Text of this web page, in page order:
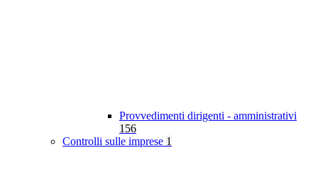
Provvedimenti dirigenti - amministrativi
156
Controlli sulle imprese 1